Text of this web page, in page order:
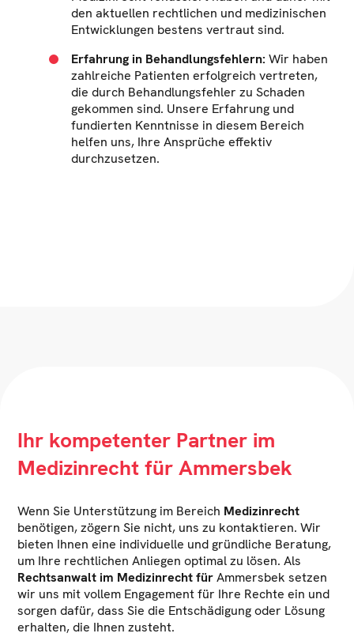
den aktuellen rechtlichen und medizinischen
Entwicklungen bestens vertraut sind.
Erfahrung in Behandlungsfehlern: Wir haben
zahlreiche Patienten erfolgreich vertreten,
die durch Behandlungsfehler zu Schaden
gekommen sind. Unsere Erfahrung und
fundierten Kenntnisse in diesem Bereich
helfen uns, Ihre Ansprüche effektiv
durchzusetzen.
Ihr kompetenter Partner im
Medizinrecht für Ammersbek
Wenn Sie Unterstützung im Bereich Medizinrecht
benötigen, zögern Sie nicht, uns zu kontaktieren. Wir
bieten Ihnen eine individuelle und gründliche Beratung,
um Ihre rechtlichen Anliegen optimal zu lösen. Als
Rechtsanwalt im Medizinrecht fürAmmersbek setzen
wir uns mit vollem Engagement für Ihre Rechte ein und
sorgen dafür, dass Sie die Entschädigung oder Lösung
erhalten, die Ihnen zusteht.